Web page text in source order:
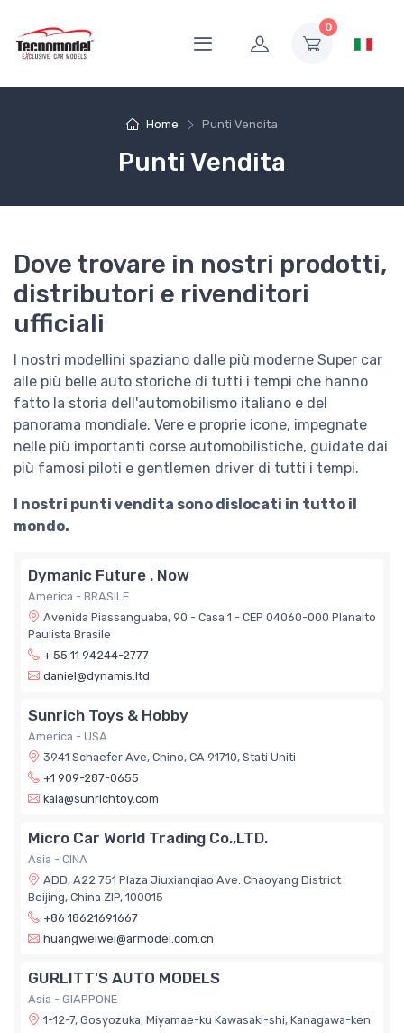
0
Home Punti Vendita
Punti Vendita
Dove trovare in nostri prodotti,
distributori e rivenditori
ufficiali
I nostri modellini spaziano dalle più moderne Super car
alle più belle auto storiche di tutti i tempi che hanno
fatto la storia dell'automobilismo italiano e del
panorama mondiale. Vere e proprie icone, impegnate
nelle più importanti corse automobilistiche, guidate dai
più famosi piloti e gentlemen driver di tutti i tempi.
I nostri punti vendita sono dislocati in tutto il
mondo.
Dymanic Future . Now
America - BRASILE
Avenida Piassanguaba, 90 - Casa 1 - CEP 04060-000 Planalto
Paulista Brasile
+ 55 11 94244-2777
daniel@dynamis.ltd
Sunrich Toys & Hobby
America - USA
3941 Schaefer Ave, Chino, CA 91710, Stati Uniti
+1 909-287-0655
kala@sunrichtoy.com
Micro Car World Trading Co.,LTD.
Asia - CINA
ADD, A22 751 Plaza Jiuxianqiao Ave. Chaoyang District
Beijing, China ZIP, 100015
+86 18621691667
huangweiwei@armodel.com.cn
GURLITT'S AUTO MODELS
Asia - GIAPPONE
1-12-7, Gosyozuka, Miyamae-ku Kawasaki-shi, Kanagawa-ken